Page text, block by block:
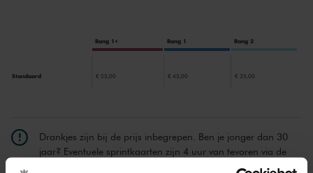
Rang 1+ Rang 1 Rang 2
Standaard € 55,00 € 45,00 € 35,00
Drankjes zijn bij de prijs inbegrepen. Ben je jonger dan 30
jaar? Eventuele sprintkaarten zijn 4 uur van tevoren via de
Meer informatie over